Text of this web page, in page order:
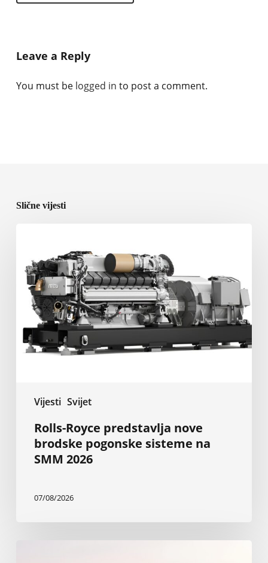
Leave a Reply
You must be logged in to post a comment.
Slične vijesti
Vijesti Svijet
predstavlja
nove
brodske
pogonske
sisteme
na
SMM
Rolls-Royce predstavlja nove
brodske pogonske sisteme na
SMM 2026
07/08/2026